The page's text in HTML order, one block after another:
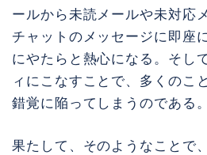
ールから未読メールや未対応
チャットのメッセージに即座
にやたらと熱心になる。そし
ィにこなすことで、多くのこ
錯覚に陥ってしまうのである。
果たして、そのようなことで